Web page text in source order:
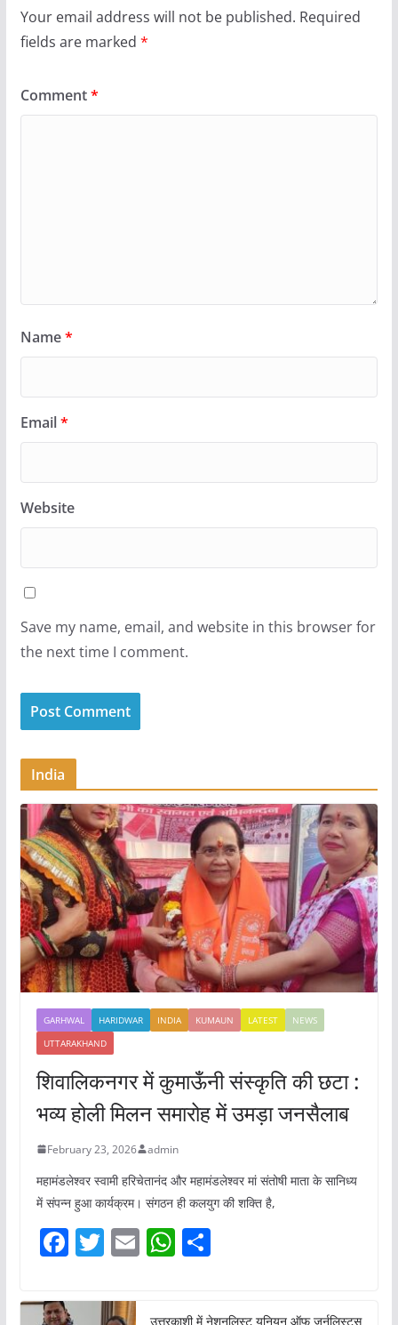
Your email address will not be published. Required
fields are marked *
Comment*
Name*
Email*
Website
Save my name, email, and website in this browser for
the next time I comment.
India
GARHWAL HARIDWAR INDIA KUMAUN LATEST
NEWS
UTTARAKHAND
शिवालिकनगर में कुमाऊँनी संस्कृति की छटा :
भव्य होली मिलन समारोह में उमड़ा जनसैलाब
February 23, 2026 admin
महामंडलेश्वर स्वामी हरिचेतानंद और महामंडलेश्वर मां संतोषी माता के सानिध्य
में संपन्न हुआ कार्यक्रम। संगठन ही कलयुग की शक्ति है,
F
c
T
itt
E W S
उत्तरकाशी में नेशनलिस्ट यूनियन ऑफ जर्नलिस्ट्स